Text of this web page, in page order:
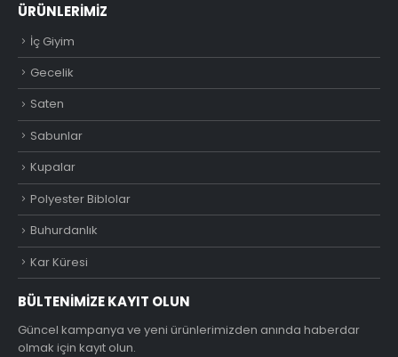
ÜRÜNLERIMIZ
İç Giyim
Gecelik
Saten
Sabunlar
Kupalar
Polyester Biblolar
Buhurdanlık
Kar Küresi
BÜLTENIMIZE KAYIT OLUN
Güncel kampanya ve yeni ürünlerimizden anında haberdar
olmak için kayıt olun.